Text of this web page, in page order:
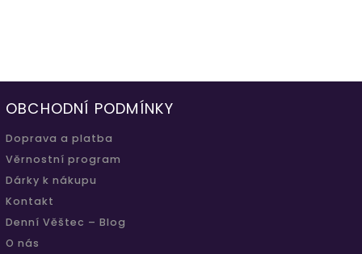
OBCHODNÍ PODMÍNKY
Doprava a platba
Věrnostní program
Dárky k nákupu
Kontakt
Denní Věštec – Blog
O nás